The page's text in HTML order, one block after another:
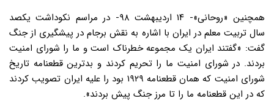
همچنین «روحانی»- ۱۴ اردیبهشت ۹۸- در مراسم نکوداشت یکصد
سال تربیت معلم در ایران با اشاره به نقش برجام در پیشگیری از جنگ
گفت: «گفتند ایران یک مجموعه خطرناک است و ما را شورای امنیت
بردند. در شورای امنیت ما را تحریم کردند و بدترین قطعنامه تاریخ
شورای امنیت که همان قطعنامه ۱۹۲۹ بود را علیه ایران تصویب کردند
که در این قطعنامه ما را تا مرز جنگ پیش بردند».